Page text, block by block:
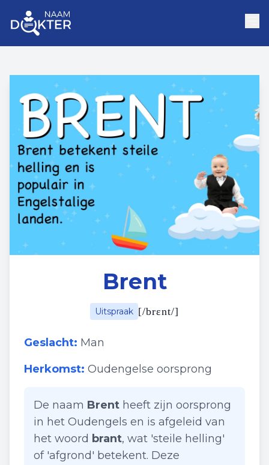
Brent
Uitspraak [/brɛnt/]
Geslacht: Man
Herkomst: Oudengelse oorsprong
De naam Brent heeft zijn oorsprong
in het Oudengels en is afgeleid van
het woord brant, wat 'steile helling'
of 'afgrond' betekent. Deze